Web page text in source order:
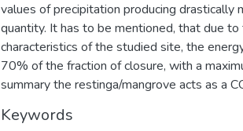
values of precipitation producing drastically
quantity. It has to be mentioned, that due
characteristics of the studied site, the
70% of the fraction of closure, with a
summary the restinga/mangrove acts as a
Keywords